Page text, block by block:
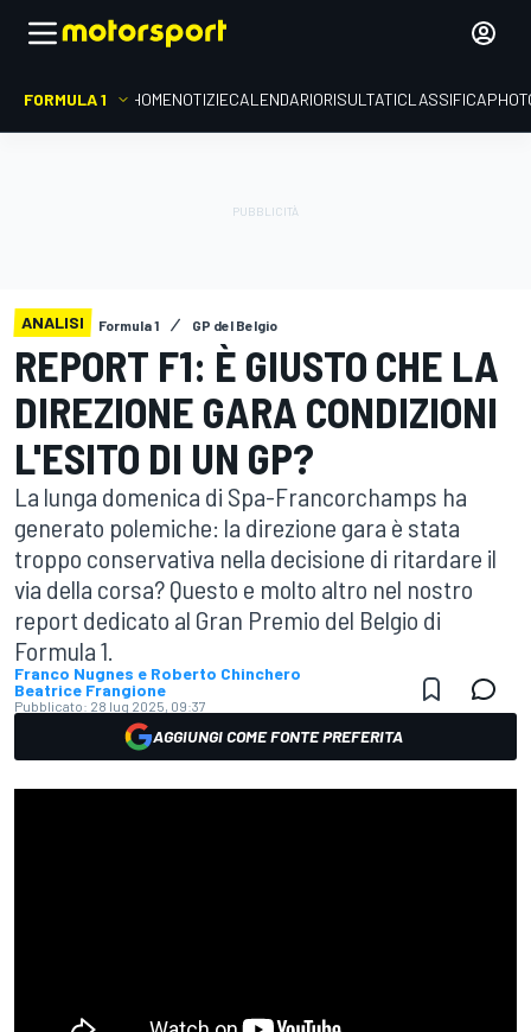
FORMULA 1 HOMENOTIZIECALENDARIORISULTATICLASSIFICA
ANALISI Formula 1 GP del Belgio
REPORT F1: È GIUSTO CHE LA
DIREZIONE GARA CONDIZIONI
L'ESITO DI UN GP?
La lunga domenica di Spa-Francorchamps ha
generato polemiche: la direzione gara è stata
troppo conservativa nella decisione di ritardare il
via della corsa? Questo e molto altro nel nostro
report dedicato al Gran Premio del Belgio di
Formula 1.
Franco Nugnes e Roberto Chinchero
Beatrice Frangione
Pubblicato: 28 lug 2025, 09:37
AGGIUNGI COME FONTE PREFERITA